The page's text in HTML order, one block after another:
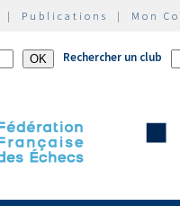
| Publications | Mon
Rechercher un club